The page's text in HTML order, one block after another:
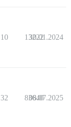
10 13222
30.01.2024
32 83640
08.07.2025